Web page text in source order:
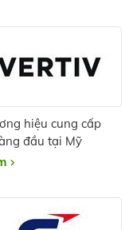
hiệu cung cấp
đầu tại Mỹ